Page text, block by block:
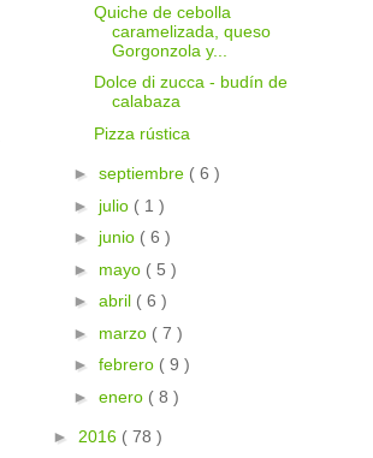
Quiche de cebolla
caramelizada, queso
Gorgonzola y...
Dolce di zucca - budín de
calabaza
Pizza rústica
► septiembre ( 6 )
► julio ( 1 )
► junio ( 6 )
► mayo ( 5 )
► abril ( 6 )
► marzo ( 7 )
► febrero ( 9 )
► enero ( 8 )
► 2016 ( 78 )